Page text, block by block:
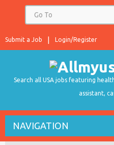
Login/Register
Submit a Job
Search all USA jobs featuring
assistant,
NAVIGATION